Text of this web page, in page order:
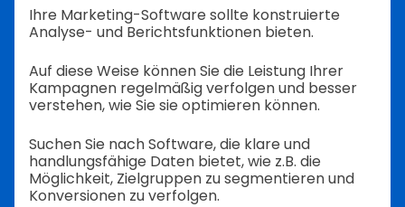
Ihre Marketing-Software sollte konstruierte
Analyse- und Berichtsfunktionen bieten.
Auf diese Weise können Sie die Leistung Ihrer
Kampagnen regelmäßig verfolgen und besser
verstehen, wie Sie sie optimieren können.
Suchen Sie nach Software, die klare und
handlungsfähige Daten bietet, wie z.B. die
Möglichkeit, Zielgruppen zu segmentieren und
Konversionen zu verfolgen.